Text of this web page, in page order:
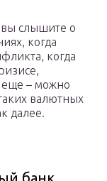
вы слышите о
когда
когда
еще – можно
валютных
далее.